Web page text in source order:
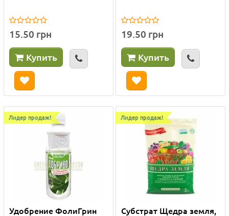
15.50 грн
Купить
19.50 грн
Купить
Лидер продаж!
Удобрение ФолиГрин
Лидер продаж!
Субстрат Щедра земля,